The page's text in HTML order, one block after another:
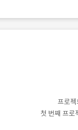
프로젝
첫 번째 프로